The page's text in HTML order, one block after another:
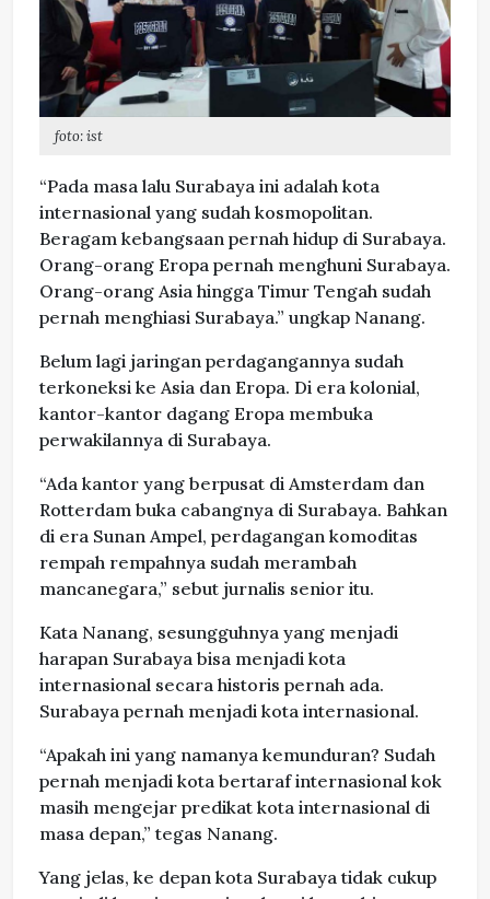
foto: ist
“Pada masa lalu Surabaya ini adalah kota
internasional yang sudah kosmopolitan.
Beragam kebangsaan pernah hidup di Surabaya.
Orang-orang Eropa pernah menghuni Surabaya.
Orang-orang Asia hingga Timur Tengah sudah
pernah menghiasi Surabaya.” ungkap Nanang.
Belum lagi jaringan perdagangannya sudah
terkoneksi ke Asia dan Eropa. Di era kolonial,
kantor-kantor dagang Eropa membuka
perwakilannya di Surabaya.
“Ada kantor yang berpusat di Amsterdam dan
Rotterdam buka cabangnya di Surabaya. Bahkan
di era Sunan Ampel, perdagangan komoditas
rempah rempahnya sudah merambah
mancanegara,” sebut jurnalis senior itu.
Kata Nanang, sesungguhnya yang menjadi
harapan Surabaya bisa menjadi kota
internasional secara historis pernah ada.
Surabaya pernah menjadi kota internasional.
“Apakah ini yang namanya kemunduran? Sudah
pernah menjadi kota bertaraf internasional kok
masih mengejar predikat kota internasional di
masa depan,” tegas Nanang.
Yang jelas, ke depan kota Surabaya tidak cukup